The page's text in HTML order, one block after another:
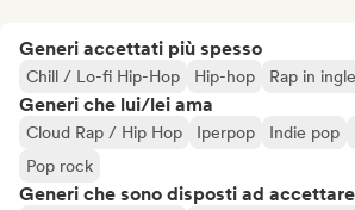
Generi accettati più spesso
Chill / Lo-fi Hip-Hop Hip-hop Rap in
Generi che lui/lei ama
Cloud Rap / Hip Hop Iperpop Indie pop
Pop rock
Generi che sono disposti ad accettare